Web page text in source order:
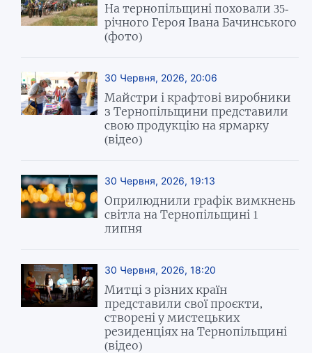
На тернопільщині поховали 35-
річного Героя Івана Бачинського
(фото)
30 Червня, 2026, 20:06
Майстри і крафтові виробники
з Тернопільщини представили
свою продукцію на ярмарку
(відео)
30 Червня, 2026, 19:13
Оприлюднили графік вимкнень
світла на Тернопільщині 1
липня
30 Червня, 2026, 18:20
Митці з різних країн
представили свої проєкти,
створені у мистецьких
резиденціях на Тернопільщині
(відео)